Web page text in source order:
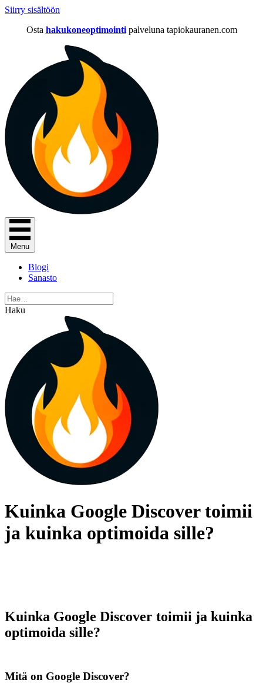
Siirry sisältöön
Osta hakukoneoptimointi palveluna tapiokauranen.com
Menu
Blogi
Sanasto
Haku
Kuinka Google Discover toimii
ja kuinka optimoida sille?
Kuinka Google Discover toimii ja kuinka
optimoida sille?
Mitä on Google Discover?